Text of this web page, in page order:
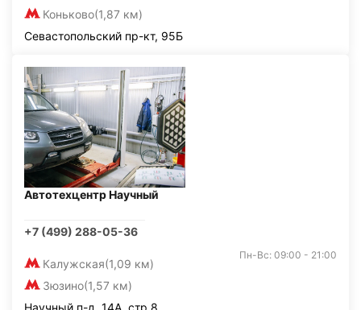
Коньково(1,87 км)
Севастопольский пр-кт, 95Б
Автотехцентр Научный
+7 (499) 288-05-36
Калужская(1,09 км)
Зюзино(1,57 км)
Пн-Вс: 09:00 - 21:00
Научный п-д, 14А, стр.8